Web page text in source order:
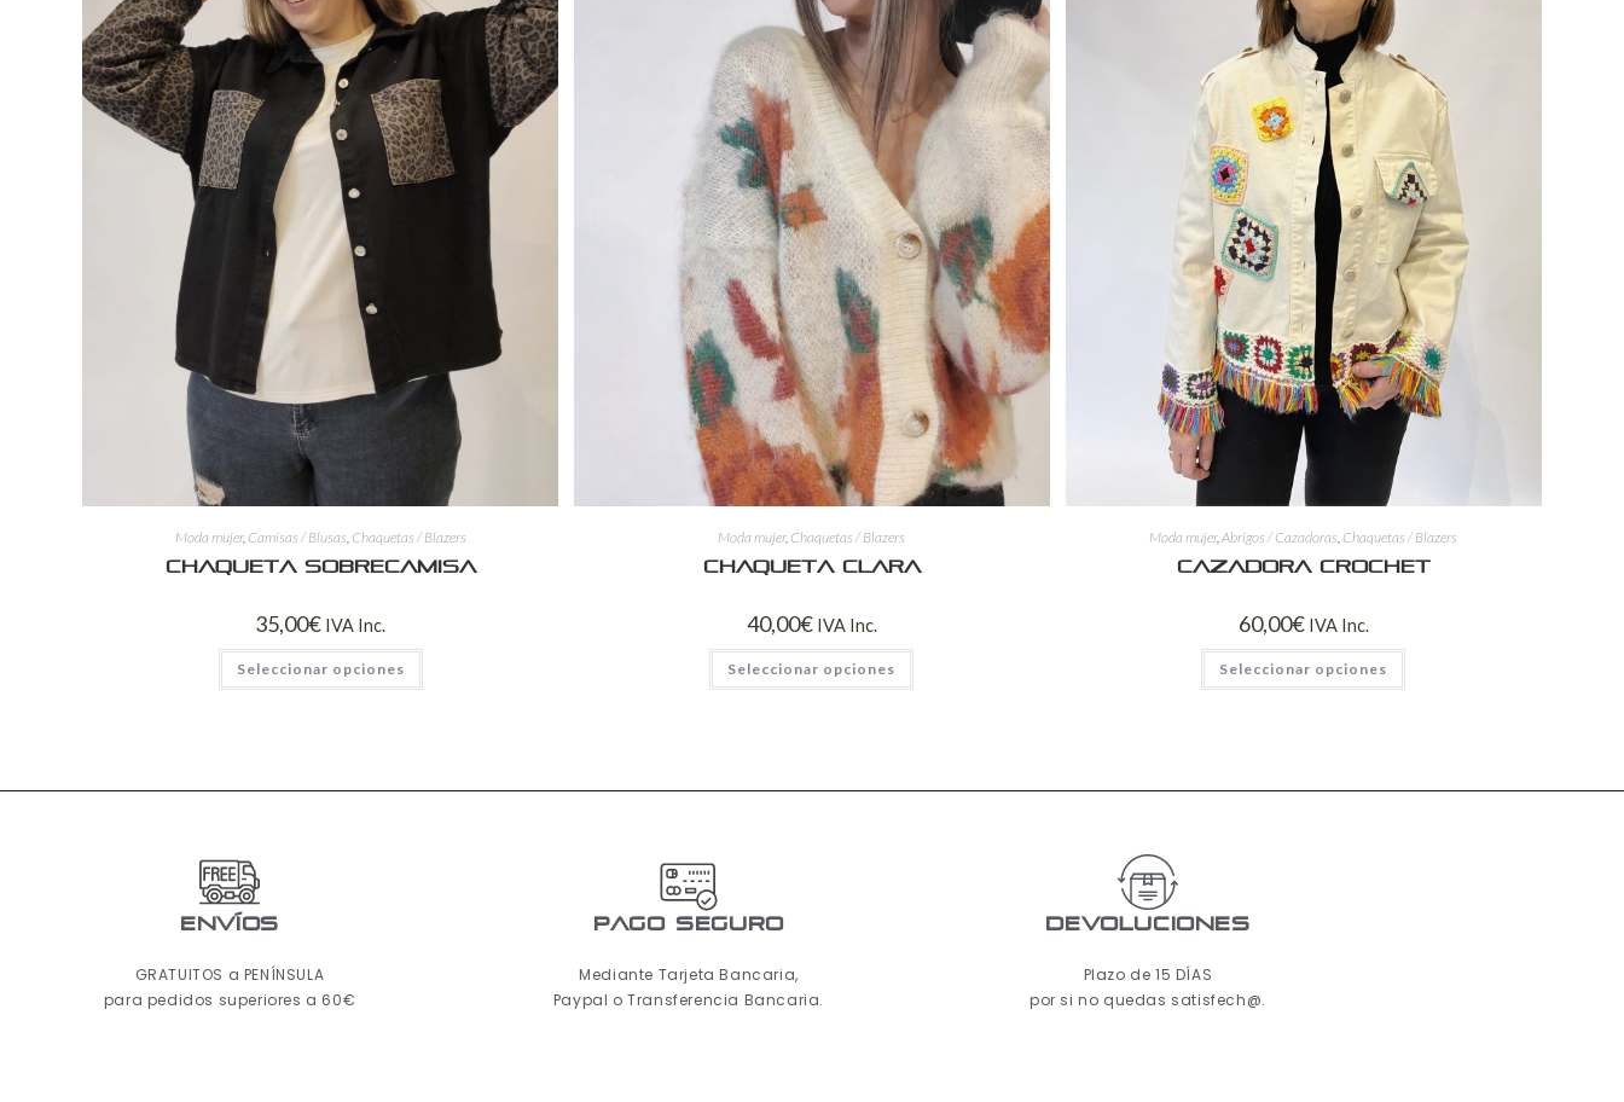
Moda mujer, Camisas / Blusas, Chaquetas / Blazers
Chaqueta sobrecamisa
35,00€ IVA Inc.
Seleccionar opciones
Moda mujer, Chaquetas / Blazers
Chaqueta Clara
40,00€ IVA Inc.
Seleccionar opciones
Moda mujer,Abrigos / Cazadoras, Chaquetas / Blazers
Cazadora crochet
60,00€ IVA Inc.
Seleccionar opciones
ENVÍOS
GRATUITOS a PENÍNSULA
para pedidos superiores a 60€
pago seguro
Mediante Tarjeta Bancaria,
Paypal o Transferencia Bancaria.
Devoluciones
Plazo de 15 DÍAS
por si no quedas satisfech@.